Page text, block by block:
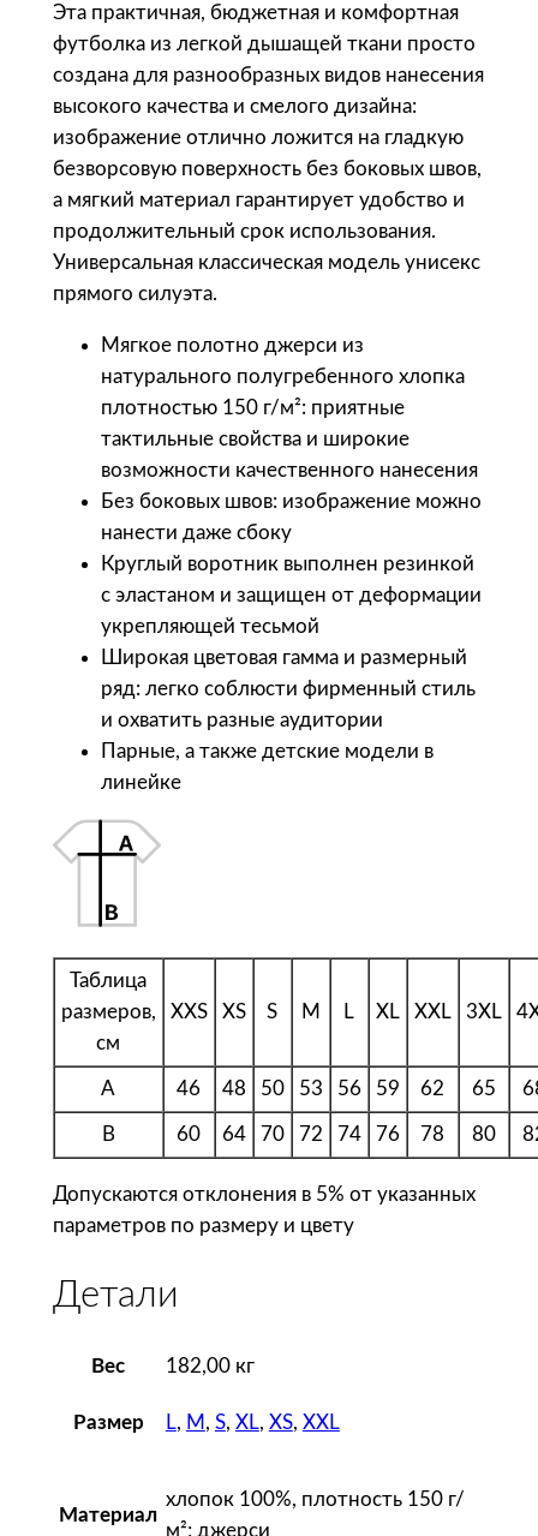
S
o
l
'
s
Ф
у
т
б
о
1
к
р
н
а
я
Эта практичная, бюджетная и комфортная
футболка из легкой дышащей ткани просто
создана для разнообразных видов нанесения
высокого качества и смелого дизайна:
изображение отлично ложится на гладкую
безворсовую поверхность без боковых швов,
а мягкий материал гарантирует удобство и
продолжительный срок использования.
Универсальная классическая модель унисекс
прямого силуэта.
Мягкое полотно джерси из
натурального полугребенного хлопка
плотностью 150 г/м²: приятные
тактильные свойства и широкие
возможности качественного нанесения
Без боковых швов: изображение можно
нанести даже сбоку
Круглый воротник выполнен резинкой
с эластаном и защищен от деформации
укрепляющей тесьмой
Широкая цветовая гамма и размерный
ряд: легко соблюсти фирменный стиль
и охватить разные аудитории
Парные, а также детские модели в
линейке
Таблица
размеров,
см
XXS XS S M L XL XXL 3XL
A 46 48 50 53 56 59 62 65
B 60 64 70 72 74 76 78 80
Допускаются отклонения в 5% от указанных
параметров по размеру и цвету
Детали
Вес 182,00 кг
Размер L, M , S, XL, XS, XXL
Материал
хлопок 100%, плотность 150 г/
м²; джерси